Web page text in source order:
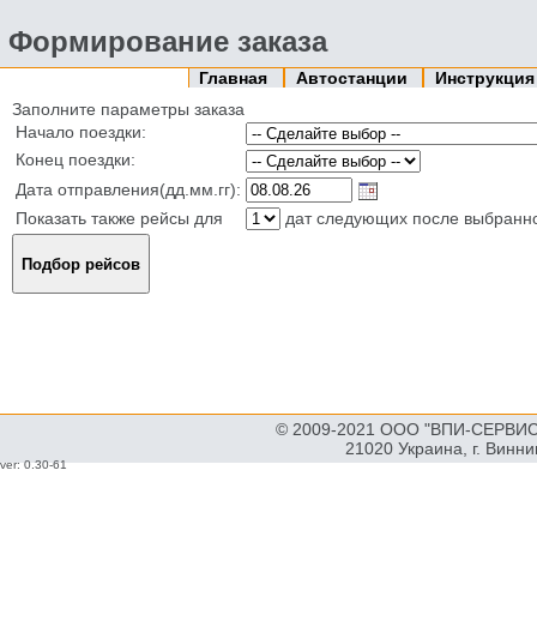
Формирование заказа
Главная Автостанции
Заполните параметры заказа
Начало поездки:
Конец поездки:
Дата отправления(дд.мм.гг):
Показать также рейсы для
дат следующих после
© 2009-2021 ООО "ВПИ-
21020 Украина, г.
ver: 0.30-61